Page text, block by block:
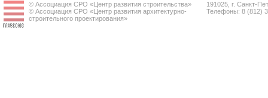
© Ассоциация СРО «Центр развития строительства»
© Ассоциация СРО «Центр развития архитектурно-
строительного проектирования»
191025, г. Санкт-
Телефоны: 8 (812)